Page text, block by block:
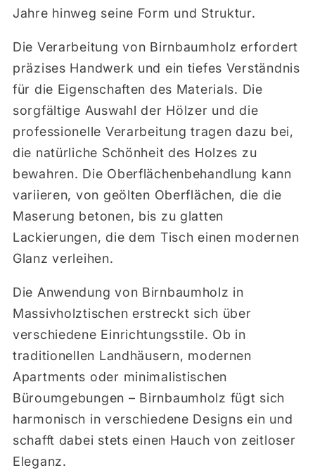
Jahre hinweg seine Form und Struktur.
Die Verarbeitung von Birnbaumholz erfordert
präzises Handwerk und ein tiefes Verständnis
für die Eigenschaften des Materials. Die
sorgfältige Auswahl der Hölzer und die
professionelle Verarbeitung tragen dazu bei,
die natürliche Schönheit des Holzes zu
bewahren. Die Oberflächenbehandlung kann
variieren, von geölten Oberflächen, die die
Maserung betonen, bis zu glatten
Lackierungen, die dem Tisch einen modernen
Glanz verleihen.
Die Anwendung von Birnbaumholz in
Massivholztischen erstreckt sich über
verschiedene Einrichtungsstile. Ob in
traditionellen Landhäusern, modernen
Apartments oder minimalistischen
Büroumgebungen – Birnbaumholz fügt sich
harmonisch in verschiedene Designs ein und
schafft dabei stets einen Hauch von zeitloser
Eleganz.